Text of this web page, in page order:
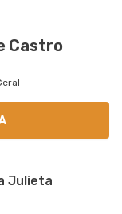
Castro
Julieta